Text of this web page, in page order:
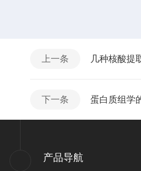
上一条 几种核酸提
下一条 蛋白质组学
产品导航